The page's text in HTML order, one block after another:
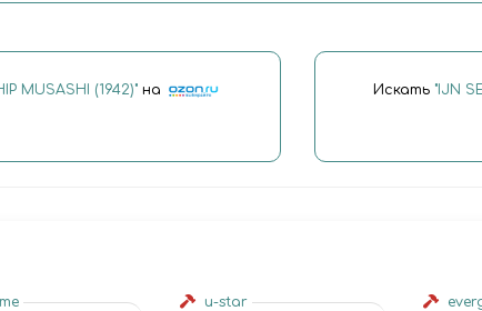
MUSASHI (1942)"на Искать "IJN
u-star